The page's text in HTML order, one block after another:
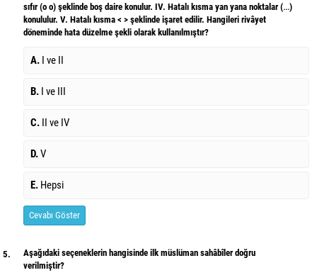
sıfır (o o) şeklinde boş daire konulur. IV. Hatalı kısma yan yana noktalar (…)
konululur. V. Hatalı kısma < > şeklinde işaret edilir. Hangileri rivâyet
döneminde hata düzelme şekli olarak kullanılmıştır?
A. I ve II
B. I ve III
C. II ve IV
D.V
E. Hepsi
Cevabı Göster
5.
Aşağıdaki seçeneklerin hangisinde ilk müslüman sahâbîler doğru
verilmiştir?